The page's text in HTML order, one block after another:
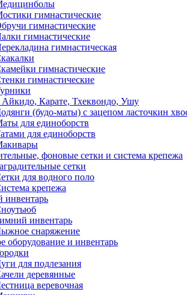
гимнастические
гимнастические
гимнастические
гимнастическая
гимнастические
гимнастические
Карате, Тхеквондо, Ушу
(будо-маты) с зацепом ласточкин
для единоборств
для единоборств
фоновые сетки и система крепежа
сетки
для водного поло
крепежа
инвентарь
инвентарь
снаряжение
оборудование и инвентарь
для подлезания
деревянные
веревочная